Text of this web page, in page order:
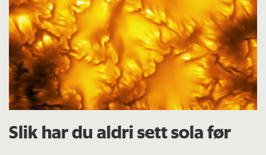
Slik har du aldri sett sola før